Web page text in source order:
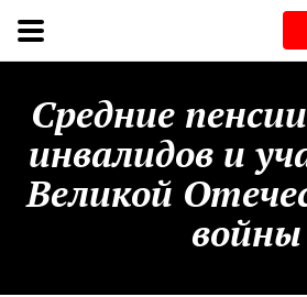
Средние
инвалидов и
Великой
войны